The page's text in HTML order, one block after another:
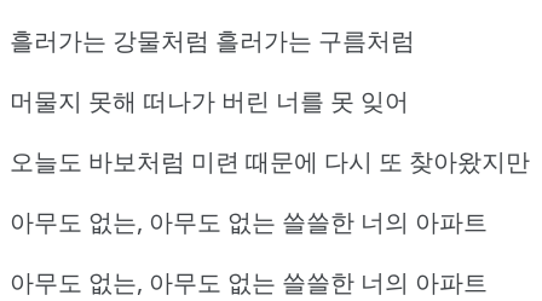
흘러가는 강물처럼 흘러가는 구름처럼
머물지 못해 떠나가 버린 너를 못 잊어
오늘도 바보처럼 미련 때문에 다시 또 찾아왔지만
아무도 없는, 아무도 없는 쓸쓸한 너의 아파트
아무도 없는, 아무도 없는 쓸쓸한 너의 아파트